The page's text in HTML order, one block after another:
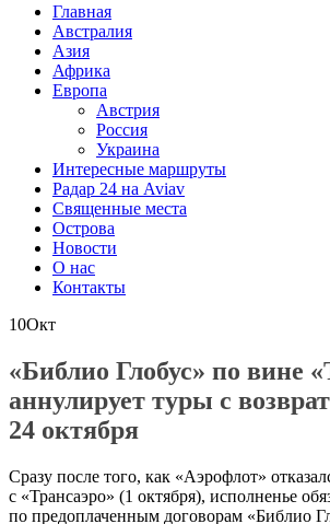
Главная
Австралия
Азия
Африка
Европа
Австрия
Россия
Украина
Интересные маршруты
Радар 24 на Aviav
Священные места
Острова
Новости
О нас
Контакты
10Окт
«Библио Глобус» по вине
аннулирует туры с
24 октября
Сразу после того, как «Аэрофлот»
с «Трансаэро» (1 октября), исполненье
по предоплаченным договорам «Библио